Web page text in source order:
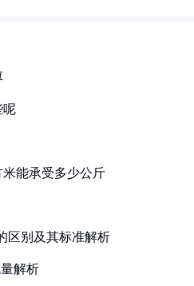
呢
能承受多少公斤
区别及其标准解析
解析